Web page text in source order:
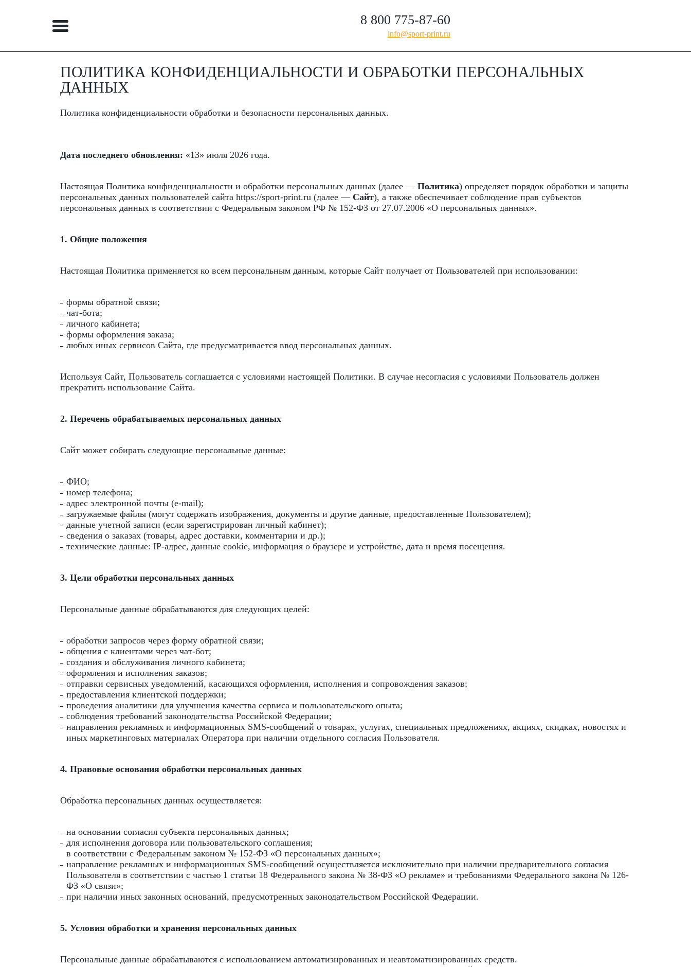
Главная
Пошив формы
Контакты
8 800 775-87-60
info@sport-print.ru
ПОЛИТИКА КОНФИДЕНЦИАЛЬНОСТИ И ОБРАБОТКИ ПЕРСОНАЛЬНЫХ
ДАННЫХ
Политика конфиденциальности обработки и безопасности персональных данных.
Дата последнего обновления: «13» июля 2026 года.
Настоящая Политика конфиденциальности и обработки персональных данных (далее — Политика) определяет порядок обработки и защиты
персональных данных пользователей сайта https://sport-print.ru (далее — Сайт), а также обеспечивает соблюдение прав субъектов
персональных данных в соответствии с Федеральным законом РФ № 152-ФЗ от 27.07.2006 «О персональных данных».
1. Общие положения
Настоящая Политика применяется ко всем персональным данным, которые Сайт получает от Пользователей при использовании:
формы обратной связи;
чат-бота;
личного кабинета;
формы оформления заказа;
любых иных сервисов Сайта, где предусматривается ввод персональных данных.
Используя Сайт, Пользователь соглашается с условиями настоящей Политики. В случае несогласия с условиями Пользователь должен
прекратить использование Сайта.
2. Перечень обрабатываемых персональных данных
Сайт может собирать следующие персональные данные:
ФИО;
номер телефона;
адрес электронной почты (e-mail);
загружаемые файлы (могут содержать изображения, документы и другие данные, предоставленные Пользователем);
данные учетной записи (если зарегистрирован личный кабинет);
сведения о заказах (товары, адрес доставки, комментарии и др.);
технические данные: IP-адрес, данные cookie, информация о браузере и устройстве, дата и время посещения.
3. Цели обработки персональных данных
Персональные данные обрабатываются для следующих целей:
обработки запросов через форму обратной связи;
общения с клиентами через чат-бот;
создания и обслуживания личного кабинета;
оформления и исполнения заказов;
отправки сервисных уведомлений, касающихся оформления, исполнения и сопровождения заказов;
предоставления клиентской поддержки;
проведения аналитики для улучшения качества сервиса и пользовательского опыта;
соблюдения требований законодательства Российской Федерации;
направления рекламных и информационных SMS-сообщений о товарах, услугах, специальных предложениях, акциях, скидках, новостях и
иных маркетинговых материалах Оператора при наличии отдельного согласия Пользователя.
4. Правовые основания обработки персональных данных
Обработка персональных данных осуществляется:
на основании согласия субъекта персональных данных;
для исполнения договора или пользовательского соглашения;
в соответствии с Федеральным законом № 152-ФЗ «О персональных данных»;
направление рекламных и информационных SMS-сообщений осуществляется исключительно при наличии предварительного согласия
Пользователя в соответствии с частью 1 статьи 18 Федерального закона № 38-ФЗ «О рекламе» и требованиями Федерального закона № 126-
ФЗ «О связи»;
при наличии иных законных оснований, предусмотренных законодательством Российской Федерации.
5. Условия обработки и хранения персональных данных
Персональные данные обрабатываются с использованием автоматизированных и неавтоматизированных средств.